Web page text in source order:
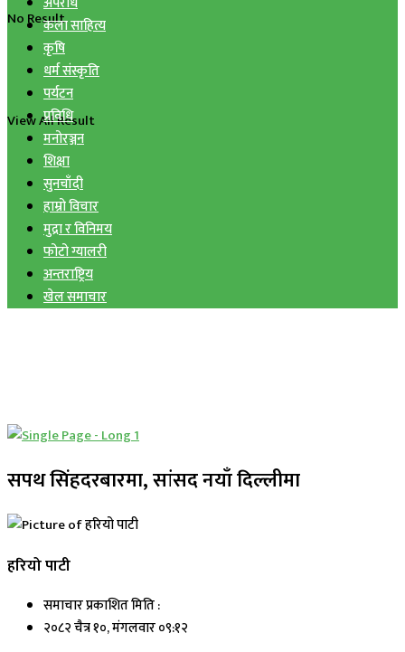
No Result
View All Result
कला साहित्य
कृषि
धर्म संस्कृति
पर्यटन
प्रविधि
मनोरञ्जन
शिक्षा
सुनचाँदी
हाम्रो विचार
मुद्रा र विनिमय
फोटो ग्यालरी
अन्तराष्ट्रिय
खेल समाचार
सपथ सिंहदरबारमा, सांसद नयाँ दिल्लीमा
हरियो पाटी
समाचार प्रकाशित मिति :
२०८२ चैत्र १०, मंगलवार ०९:१२